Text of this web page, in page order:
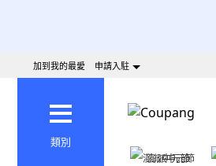
加到我的最愛 申請入駐
類別
澎派中元節